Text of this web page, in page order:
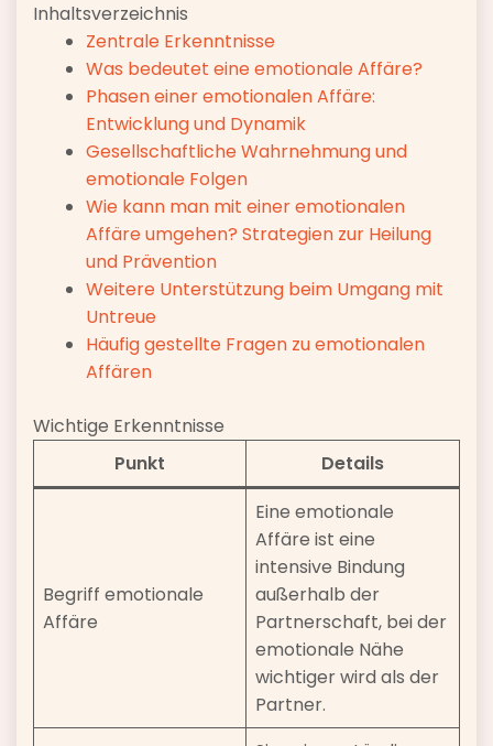
Inhaltsverzeichnis
Zentrale Erkenntnisse
Was bedeutet eine emotionale Affäre?
Phasen einer emotionalen Affäre:
Entwicklung und Dynamik
Gesellschaftliche Wahrnehmung und
emotionale Folgen
Wie kann man mit einer emotionalen
Affäre umgehen? Strategien zur Heilung
und Prävention
Weitere Unterstützung beim Umgang mit
Untreue
Häufig gestellte Fragen zu emotionalen
Affären
Wichtige Erkenntnisse
Punkt
Details
Begriff emotionale
Affäre
Eine emotionale
Affäre ist eine
intensive Bindung
außerhalb der
Partnerschaft, bei der
emotionale Nähe
wichtiger wird als der
Partner.